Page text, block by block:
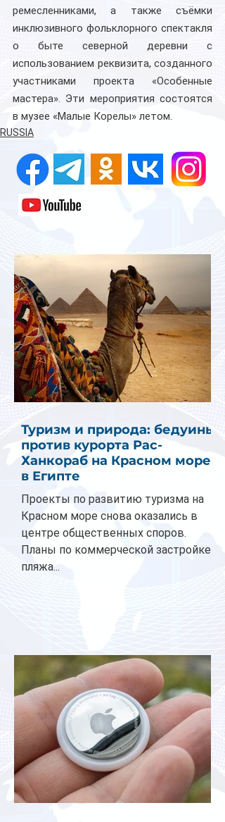
ремесленниками, а также съёмки
инклюзивного фольклорного спектакля
о быте северной деревни с
использованием реквизита, созданного
участниками проекта «Особенные
мастера». Эти мероприятия состоятся
в музее «Малые Корелы» летом.
RUSSIA
Туризм и природа: бедуины
против курорта Рас-
Ханкораб на Красном море
в Египте
Проекты по развитию туризма на
Красном море снова оказались в
центре общественных споров.
Планы по коммерческой застройке
пляжа...